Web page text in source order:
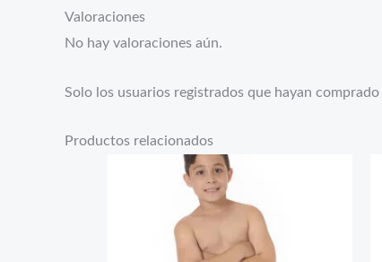
Valoraciones
No hay valoraciones aún.
Solo los usuarios registrados que hayan
Productos relacionados